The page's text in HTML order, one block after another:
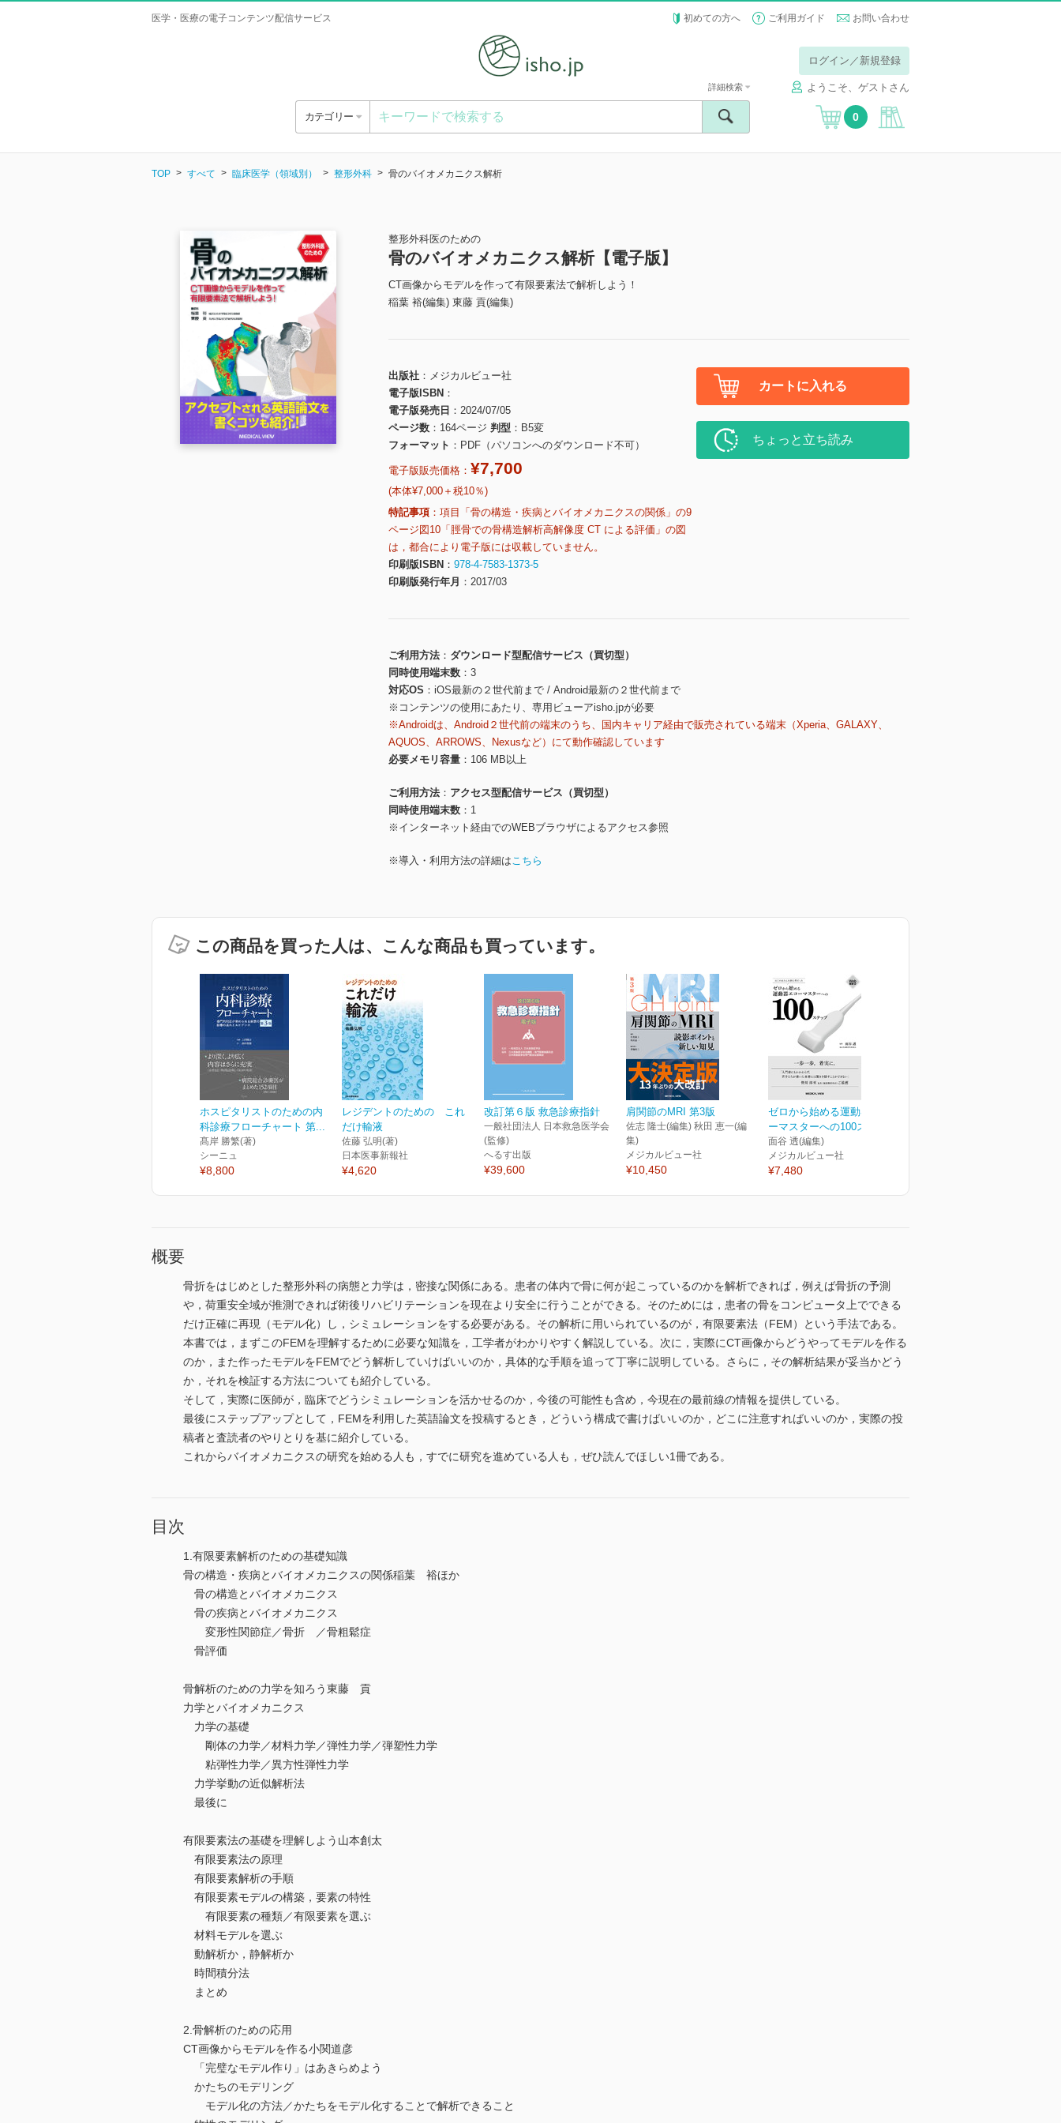
医学・医療の電子コンテンツ配信サービス 初めての方へ ご利用ガイド お問い合わせ
ログイン／新規登録
ようこそ、ゲストさん
カテゴリー
詳細検索
0
TOP すべて 臨床医学（領域別） 整形外科 骨のバイオメカニクス解析
整形外科医のための
骨のバイオメカニクス解析【電子版】
CT画像からモデルを作って有限要素法で解析しよう！
稲葉 裕(編集) 東藤 貢(編集)
出版社
メジカルビュー社
電子版ISBN
電子版発売日
2024/07/05
ページ数
164ページ 判型
B5変
フォーマット
PDF（パソコンへのダウンロード不可）
電子版販売価格： ¥7,700
(本体¥7,000＋税10％)
特記事項
項目「骨の構造・疾病とバイオメカニクスの関係」の9
ページ図10「脛骨での骨構造解析高解像度 CT による評価」の図
は，都合により電子版には収載していません。
印刷版ISBN
978-4-7583-1373-5
印刷版発行年月
2017/03
カートに入れる
ちょっと立ち読み
ご利用方法
ダウンロード型配信サービス（買切型）
同時使用端末数
3
対応OS
iOS最新の２世代前まで / Android最新の２世代前まで
※コンテンツの使用にあたり、専用ビューアisho.jpが必要
※Androidは、Android２世代前の端末のうち、国内キャリア経由で販売されている端末（Xperia、GALAXY、
AQUOS、ARROWS、Nexusなど）にて動作確認しています
必要メモリ容量
106 MB以上
ご利用方法
アクセス型配信サービス（買切型）
同時使用端末数
1
※インターネット経由でのWEBブラウザによるアクセス参照
※導入・利用方法の詳細はこちら
この商品を買った人は、こんな商品も買っています。
ホスピタリストのための内
科診療フローチャート 第...
髙岸 勝繁(著)
シーニュ
¥8,800
レジデントのための これ
だけ輸液
佐藤 弘明(著)
日本医事新報社
¥4,620
改訂第６版 救急診療指針
一般社団法人 日本救急医学会
(監修)
へるす出版
¥39,600
肩関節のMRI 第3版
佐志 隆士(編集) 秋田 恵一(編
集)
メジカルビュー社
¥10,450
ゼロから始める運動器エコ
ーマスターへの100ステ...
面谷 透(編集)
メジカルビュー社
¥7,480
概要
骨折をはじめとした整形外科の病態と力学は，密接な関係にある。患者の体内で骨に何が起こっているのかを解析できれば，例えば骨折の予測
や，荷重安全域が推測できれば術後リハビリテーションを現在より安全に行うことができる。そのためには，患者の骨をコンピュータ上でできる
だけ正確に再現（モデル化）し，シミュレーションをする必要がある。その解析に用いられているのが，有限要素法（FEM）という手法である。
本書では，まずこのFEMを理解するために必要な知識を，工学者がわかりやすく解説している。次に，実際にCT画像からどうやってモデルを作る
のか，また作ったモデルをFEMでどう解析していけばいいのか，具体的な手順を追って丁寧に説明している。さらに，その解析結果が妥当かどう
か，それを検証する方法についても紹介している。
そして，実際に医師が，臨床でどうシミュレーションを活かせるのか，今後の可能性も含め，今現在の最前線の情報を提供している。
最後にステップアップとして，FEMを利用した英語論文を投稿するとき，どういう構成で書けばいいのか，どこに注意すればいいのか，実際の投
稿者と査読者のやりとりを基に紹介している。
これからバイオメカニクスの研究を始める人も，すでに研究を進めている人も，ぜひ読んでほしい1冊である。
目次
1.有限要素解析のための基礎知識
骨の構造・疾病とバイオメカニクスの関係稲葉 裕ほか
骨の構造とバイオメカニクス
骨の疾病とバイオメカニクス
変形性関節症／骨折 ／骨粗鬆症
骨評価
骨解析のための力学を知ろう東藤 貢
力学とバイオメカニクス
力学の基礎
剛体の力学／材料力学／弾性力学／弾塑性力学
粘弾性力学／異方性弾性力学
力学挙動の近似解析法
最後に
有限要素法の基礎を理解しよう山本創太
有限要素法の原理
有限要素解析の手順
有限要素モデルの構築，要素の特性
有限要素の種類／有限要素を選ぶ
材料モデルを選ぶ
動解析か，静解析か
時間積分法
まとめ
2.骨解析のための応用
CT画像からモデルを作る小関道彦
「完璧なモデル作り」はあきらめよう
かたちのモデリング
モデル化の方法／かたちをモデル化することで解析できること